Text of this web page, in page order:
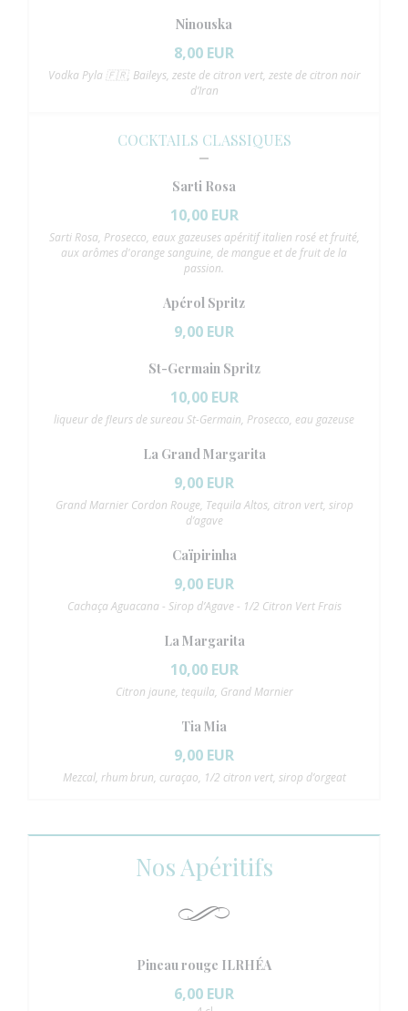
Ninouska
8,00 EUR
Vodka Pyla 🇫🇷, Baileys, zeste de citron vert, zeste de citron noir
d’Iran
COCKTAILS CLASSIQUES
Sarti Rosa
10,00 EUR
Sarti Rosa, Prosecco, eaux gazeuses apéritif italien rosé et fruité,
aux arômes d'orange sanguine, de mangue et de fruit de la
passion.
Apérol Spritz
9,00 EUR
St-Germain Spritz
10,00 EUR
liqueur de fleurs de sureau St-Germain, Prosecco, eau gazeuse
La Grand Margarita
9,00 EUR
Grand Marnier Cordon Rouge, Tequila Altos, citron vert, sirop
d’agave
Caïpirinha
9,00 EUR
Cachaça Aguacana - Sirop d’Agave - 1/2 Citron Vert Frais
La Margarita
10,00 EUR
Citron jaune, tequila, Grand Marnier
Tia Mia
9,00 EUR
Mezcal, rhum brun, curaçao, 1/2 citron vert, sirop d’orgeat
Nos Apéritifs
Pineau rouge ILRHÉA
6,00 EUR